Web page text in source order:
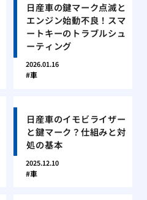
日産車の鍵マーク点滅と
エンジン始動不良！スマ
ートキーのトラブルシュ
ーティング
2026.01.16
車
日産車のイモビライザー
と鍵マーク？仕組みと対
処の基本
2025.12.10
車